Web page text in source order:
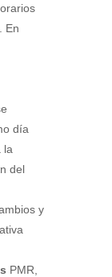
En
día
la
del
y
PMR,